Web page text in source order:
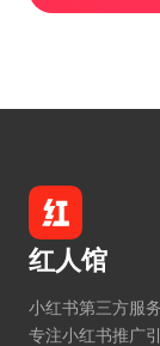
红人馆
小红书第三方服
专注小红书推广